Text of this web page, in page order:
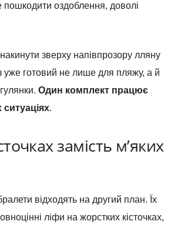
пошкодити оздоблення, доволі
зверху напівпрозору лляну
уже готовий не лише для пляжу, а й
Один комплект працює
ситуаціях.
замість м’яких
відходять на другий план. Їх
ліфи на жорстких кісточках,